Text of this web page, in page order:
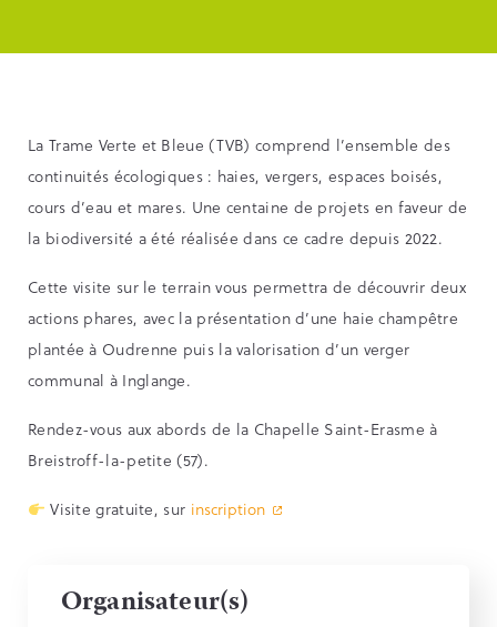
La Trame Verte et Bleue (TVB) comprend l’ensemble des
continuités écologiques : haies, vergers, espaces boisés,
cours d’eau et mares. Une centaine de projets en faveur de
la biodiversité a été réalisée dans ce cadre depuis 2022.
Cette visite sur le terrain vous permettra de découvrir deux
actions phares, avec la présentation d’une haie champêtre
plantée à Oudrenne puis la valorisation d’un verger
communal à Inglange.
Rendez-vous aux abords de la Chapelle Saint-Erasme à
Breistroff-la-petite (57).
Visite gratuite, sur inscription
Organisateur(s)